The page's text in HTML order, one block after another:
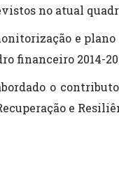
no atual
e
financeiro 2014-
o
e